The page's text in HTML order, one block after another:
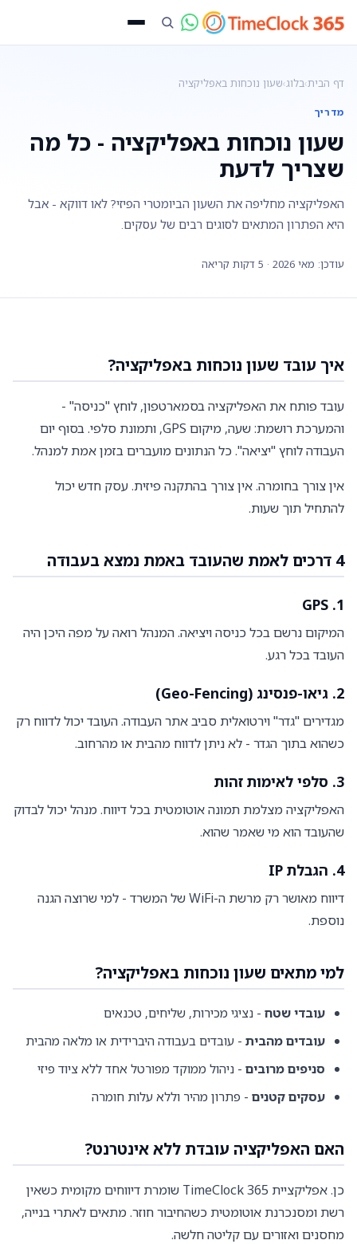
דף הבית›בלוג›שעון נוכחות באפליקציה
מדריך
שעון נוכחות באפליקציה - כל מה
שצריך לדעת
האפליקציה מחליפה את השעון הביומטרי הפיזי? לאו דווקא - אבל
היא הפתרון המתאים לסוגים רבים של עסקים.
עודכן: מאי 2026 · 5 דקות קריאה
איך עובד שעון נוכחות באפליקציה?
עובד פותח את האפליקציה בסמארטפון, לוחץ "כניסה" -
והמערכת רושמת: שעה, מיקום GPS, ותמונת סלפי. בסוף יום
העבודה לוחץ "יציאה". כל הנתונים מועברים בזמן אמת למנהל.
אין צורך בחומרה. אין צורך בהתקנה פיזית. עסק חדש יכול
להתחיל תוך שעות.
4 דרכים לאמת שהעובד באמת נמצא בעבודה
1. GPS
המיקום נרשם בכל כניסה ויציאה. המנהל רואה על מפה היכן היה
העובד בכל רגע.
2. גיאו-פנסינג (Geo-Fencing)
מגדירים "גדר" וירטואלית סביב אתר העבודה. העובד יכול לדווח רק
כשהוא בתוך הגדר - לא ניתן לדווח מהבית או מהרחוב.
3. סלפי לאימות זהות
האפליקציה מצלמת תמונה אוטומטית בכל דיווח. מנהל יכול לבדוק
שהעובד הוא מי שאמר שהוא.
4. הגבלת IP
דיווח מאושר רק מרשת ה-WiFi של המשרד - למי שרוצה הגנה
נוספת.
למי מתאים שעון נוכחות באפליקציה?
עובדי שטח - נציגי מכירות, שליחים, טכנאים
עובדים מהבית - עובדים בעבודה היברידית או מלאה מהבית
סניפים מרובים - ניהול ממוקד מפורטל אחד ללא ציוד פיזי
עסקים קטנים - פתרון מהיר וללא עלות חומרה
האם האפליקציה עובדת ללא אינטרנט?
כן. אפליקציית TimeClock 365 שומרת דיווחים מקומית כשאין
רשת ומסנכרנת אוטומטית כשהחיבור חוזר. מתאים לאתרי בנייה,
מחסנים ואזורים עם קליטה חלשה.